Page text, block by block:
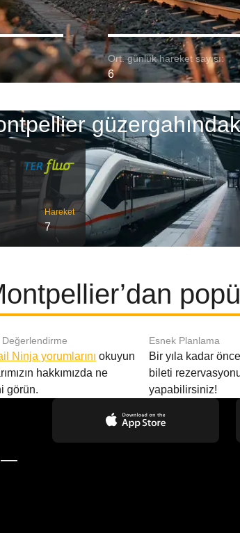
Ort. günlük hareket sayısı:
6
Hareket
7
Ninja yorumlarını okuyun
hakkımızda ne
görün.
Esnek Planlama
Bir yıla kadar
bileti
yapabilirsiniz!
—